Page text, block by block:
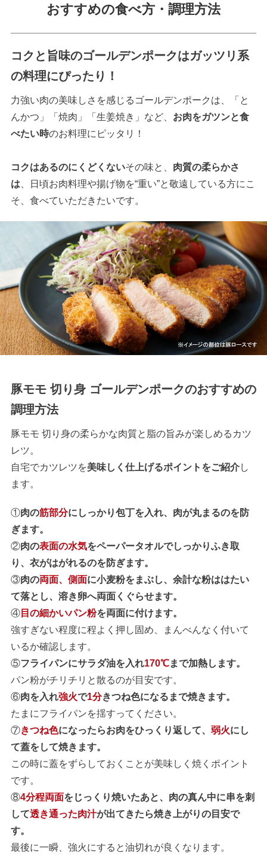
おすすめの食べ方・調理方法
コクと旨味のゴールデンポークはガッツリ系
の料理にぴったり！
力強い肉の美味しさを感じるゴールデンポークは、「と
んかつ」「焼肉」「生姜焼き」など、 お肉をガツンと食
べたい時のお料理にピッタリ！
コクはあるのにくどくないその味と、 肉質の柔らかさ
は 、日頃お肉料理や揚げ物を“重い”と敬遠している方にこ
そ、食べていただきたいです。
豚モモ 切り身 ゴールデンポークのおすすめの
調理方法
豚モモ 切り身の柔らかな肉質と脂の旨みが楽しめるカツ
レツ。
自宅でカツレツを美味しく仕上げるポイントをご紹介し
ます。
①肉の筋部分にしっかり包丁を入れ、肉が丸まるのを防
ぎます。
②肉の表面の水気をペーパータオルでしっかりふき取
り、衣がはがれるのを防ぎます。
③肉の両面、側面に小麦粉をまぶし、余計な粉ははたい
て落とし、溶き卵へ両面くぐらせます。
④目の細かいパン粉を両面に付けます。
強すぎない程度に程よく押し固め、まんべんなく付いて
いるか確認します。
⑤フライパンにサラダ油を入れ170℃まで加熱します。
パン粉がチリチリと散るのが目安です。
⑥肉を入れ強火で1分きつね色になるまで焼きます。
たまにフライパンを揺すってください。
⑦きつね色になったらお肉をひっくり返して、 弱火にし
て蓋をして焼きます。
この時に蓋をずらしておくことが美味しく焼くポイント
です。
⑧4分程両面をじっくり焼いたあと、肉の真ん中に串を刺
して透き通った肉汁が出てきたら焼き上がりの目安で
す。
最後に一瞬、強火にすると油切れが良くなります。